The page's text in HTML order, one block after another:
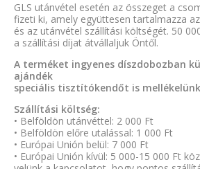
GLS utánvétel esetén az összeget a
fizeti ki, amely együttesen tartalmazza
és az utánvétel szállítási költségét. 50
a szállítási díjat átvállaljuk Öntől.
A terméket ingyenes díszdobozban
ajándék
speciális tisztítókendőt is
Szállítási költség:
• Belföldön utánvéttel: 2 000 Ft
• Belföldön előre utalással: 1 000 Ft
• Európai Unión belül: 7 000 Ft
• Európai Unión kívül: 5 000-15 000 Ft